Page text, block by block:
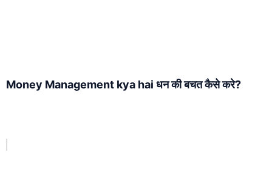
Money Management kya hai धन की बचत कैसे करे?